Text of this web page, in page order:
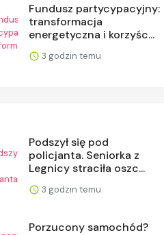
Fundusz partycypacyjny:
transformacja
energetyczna i korzyśc...
3 godzin temu
Podszył się pod
policjanta. Seniorka z
Legnicy straciła oszc...
3 godzin temu
Porzucony samochód?